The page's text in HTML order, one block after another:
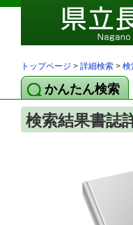
トップページ > 詳細検索 > 検
かんたん検索
検索結果書誌